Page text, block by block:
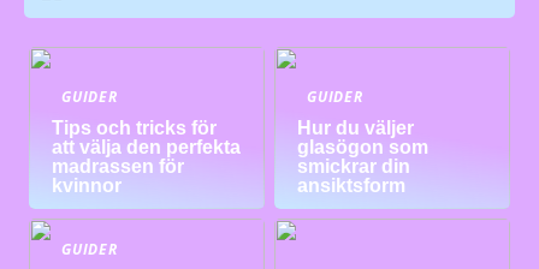
GUIDER
Tips och tricks för
att välja den perfekta
madrassen för
kvinnor
GUIDER
Hur du väljer
glasögon som
smickrar din
ansiktsform
GUIDER